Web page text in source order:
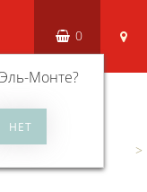
Эль-Монте?
0